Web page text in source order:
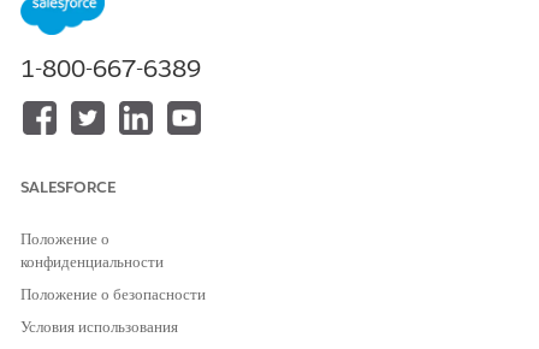
Edition с Agentforce IT Service.
SLA для ИТ-служб
служб на одной странице. Уменьшите этапы внедрения и
предоставьте последовательные уровни обслуживания для
инцидентов, проблем и запросов на изменение без широкой
1-800-667-6389
SALESFORCE
Положение о
конфиденциальности
Положение о безопасности
Условия использования